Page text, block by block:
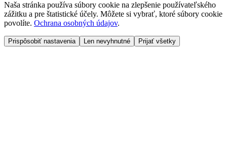
Naša stránka používa súbory cookie na zlepšenie používateľského
zážitku a pre štatistické účely. Môžete si vybrať, ktoré súbory cookie
povolíte. Ochrana osobných údajov.
Prispôsobiť nastavenia Len nevyhnutné Prijať všetky